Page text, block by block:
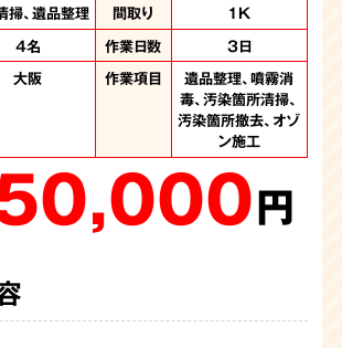
掃、遺品整理 間取り
1K
4名 作業日数
3日
大阪 作業項目
遺品整理、噴霧消
毒、汚染箇所清掃、
汚染箇所撤去、オゾ
ン施工
円
掃、遺品整理 間取り
1K
3人 作業日数
1日
大阪 作業項目
遺品整理、噴霧消
毒、汚染箇所清掃
円
から特殊清掃のご依頼を承りました。ユニ
理、特殊清掃 間取り
1DK
3名 作業日数
1日
大阪府 作業項目
遺品整理、噴霧消
毒、汚染箇所清掃、
汚染箇所撤去
円
掃、遺品整理 間取り
2K
3名 作業日数
1日
大阪 作業項目
遺品整理、噴霧消
毒、汚染箇所清掃、
汚染箇所撤去
円
掃、遺品整理 間取り
2DK
5名 作業日数
1日
大阪 作業項目
遺品整理、噴霧消
毒、汚染箇所清掃、
汚染箇所撤去
円
掃、遺品整理 間取り
2K
4名 作業日数
1日
大阪 作業項目
噴霧消毒、汚染箇所
清掃、汚染箇所撤
去、遺品整理
円
掃、遺品整理 間取り
1K
3人 作業日数
4日
大阪 作業項目
噴霧消毒、汚染箇所
清掃、汚染箇所撤
去、汚染箇所解体、
オゾン施工、内装工
事、遺品整理
円
掃、遺品整理 間取り
1K
4名 作業日数
1日
大阪 作業項目
遺品整理、大量のゴ
ミの撤去、噴霧消
毒、汚染箇所清掃
円
掃、不用品回
収
間取り 3LDK
3名 作業時間
6時間
噴霧消毒、汚染物の
撤去、汚染か所清
掃、不用品回収
円
理、特殊清掃 間取り
2K
4名 作業日数
6時間
作業項目
遺品整理、噴霧消
毒、汚染箇所清掃、
汚染箇所撤去
円